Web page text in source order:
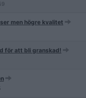
men högre kvalitet
för att bli granskad!